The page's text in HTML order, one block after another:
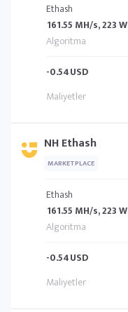
Ethash
161.55 MH/s, 223 W
-0.54USD
NH Ethash
MARKETPLACE
Ethash
161.55 MH/s, 223 W
-0.54USD